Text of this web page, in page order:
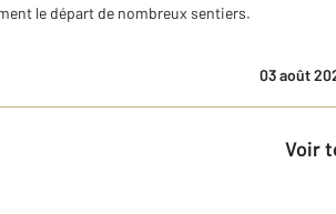
le départ de nombreux sentiers.
03 août
Voir